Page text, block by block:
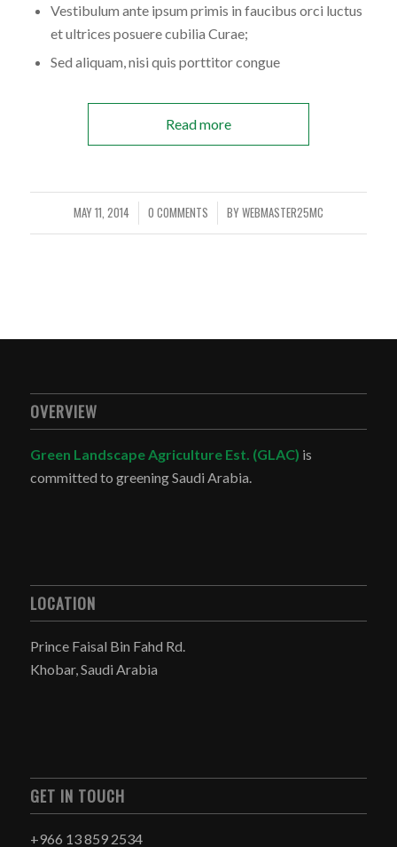
Vestibulum ante ipsum primis in faucibus orci luctus
et ultrices posuere cubilia Curae;
Sed aliquam, nisi quis porttitor congue
Read more
MAY 11, 2014
/ 0 COMMENTS
/ BYWEBMASTER25MC
OVERVIEW
Green Landscape Agriculture Est. (GLAC) is
committed to greening Saudi Arabia.
LOCATION
Prince Faisal Bin Fahd Rd.
Khobar, Saudi Arabia
GET IN TOUCH
+966 13 859 2534